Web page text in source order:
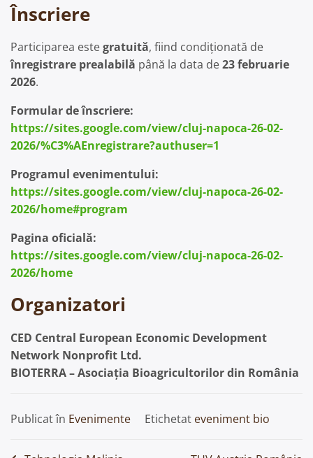
Înscriere
Participarea estegratuită, fiind condiționată de
înregistrare prealabilă până la data de23 februarie
2026.
Formular de înscriere:
https://sites.google.com/view/cluj-napoca-26-02-
2026/%C3%AEnregistrare?authuser=1
Programul evenimentului:
https://sites.google.com/view/cluj-napoca-26-02-
2026/home#program
Pagina oficială:
https://sites.google.com/view/cluj-napoca-26-02-
2026/home
Organizatori
CED Central European Economic Development
Network Nonprofit Ltd.
BIOTERRA – Asociația Bioagricultorilor din România
Publicat în Evenimente Etichetat eveniment bio